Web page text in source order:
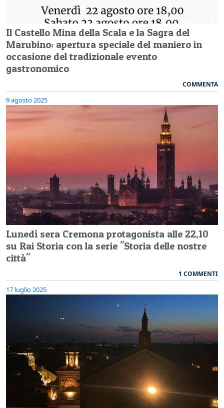
Il Castello Mina della Scala e la Sagra del
Marubino: apertura speciale del maniero in
occasione del tradizionale evento
gastronomico
COMMENTA
9 agosto 2025
Lunedì sera Cremona protagonista alle 22,10
su Rai Storia con la serie "Storia delle nostre
città"
1 COMMENTI
17 luglio 2025